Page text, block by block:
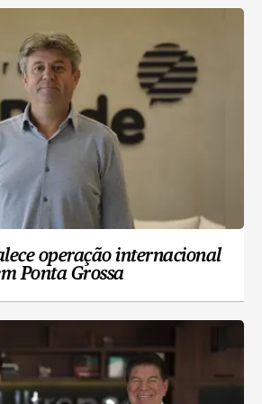
operação internacional
Ponta Grossa